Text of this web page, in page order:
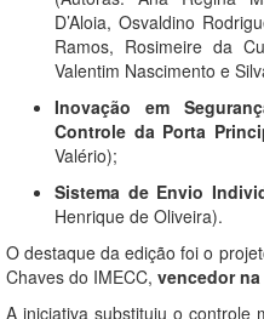
D’Aloia, Osvaldino
Ramos, Rosimeire da
Valentim Nascimento e
Inovação em
Controle da Porta
Valério);
Sistema de Envio
Henrique de Oliveira).
O destaque da edição foi o
Chaves do IMECC, vencedor
A iniciativa substituiu o controle